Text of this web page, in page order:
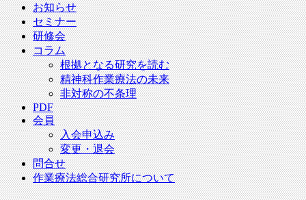
お知らせ
セミナー
研修会
コラム
根拠となる研究を読む
精神科作業療法の未来
非対称の不条理
PDF
会員
入会申込み
変更・退会
問合せ
作業療法総合研究所について